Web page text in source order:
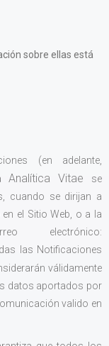
sobre ellas está
(en adelante,
Analítica Vitae
se
cuando se dirijan a
el Sitio Web, o a la
electrónico:
las Notificaciones
válidamente
datos aportados por
valido en